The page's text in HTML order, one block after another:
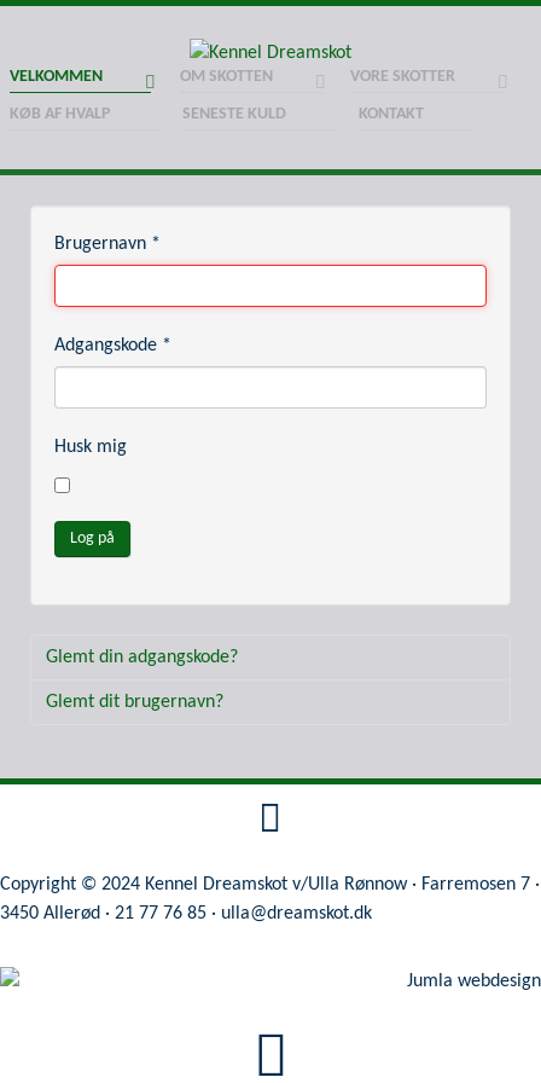
VELKOMMEN OM SKOTTEN VORE SKOTTER
KØB AF HVALP SENESTE KULD KONTAKT
Brugernavn *
Adgangskode *
Husk mig
Log på
Glemt din adgangskode?
Glemt dit brugernavn?
Copyright © 2024 Kennel Dreamskot v/Ulla Rønnow · Farremosen 7 ·
3450 Allerød · 21 77 76 85 · ulla@dreamskot.dk